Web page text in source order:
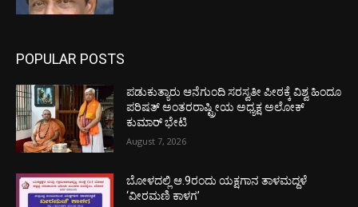
POPULAR POSTS
ಪಡುಕುತ್ಯಾರು ಆನೆಗುಂದಿ ಸರಸ್ವತೀ ಪೀಠಕ್ಕೆ ವಿಶ್ವ ಹಿಂದೂ
ಪರಿಷತ್ ಅಂತರರಾಷ್ಟ್ರೀಯ ಅಧ್ಯಕ್ಷ ಅಲೋಕ್
ಕುಮಾರ್ ಭೇಟಿ
August 7, 2026
ಬೋಳದಲ್ಲಿ ಆ.9ರಂದು ಯಕ್ಷಗಾನ ತಾಳಮದ್ದಳೆ
‘ವೀರಮಣಿ ಕಾಳಗ’